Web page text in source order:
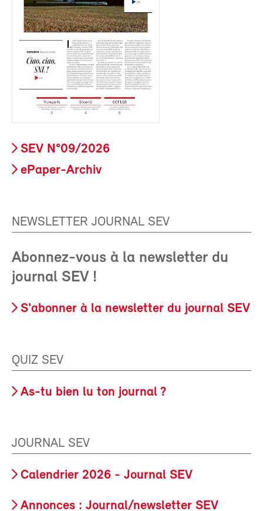
SEV N°09/2026
ePaper-Archiv
NEWSLETTER JOURNAL SEV
Abonnez-vous à la newsletter du
journal SEV !
S'abonner à la newsletter du journal SEV
QUIZ SEV
As-tu bien lu ton journal ?
JOURNAL SEV
Calendrier 2026 - Journal SEV
Annonces : Journal/newsletter SEV